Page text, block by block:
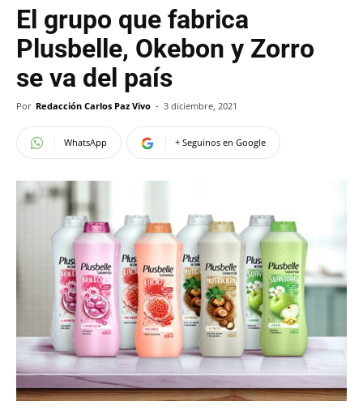
El grupo que fabrica
Plusbelle, Okebon y Zorro
se va del país
Por Redacción Carlos Paz Vivo - 3 diciembre, 2021
WhatsApp + Seguinos en Google